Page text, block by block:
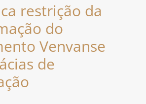
restrição da
do
Venvanse
de